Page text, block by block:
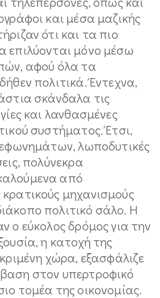
και μέσα μαζικής
ότι και τα πιο
επιλύονται μόνο μέσω
αφού όλα τα
πολιτικά. Έντεχνα,
σκάνδαλα τις
και λανθασμένες
συστήματος. Έτσι,
λωποδυτικές
πολύνεκρα
από
μηχανισμούς
πολιτικό σάλο. Η
ο εύκολος δρόμος για την
η κατοχή της
χώρα, εξασφάλιζε
στον υπερτροφικό
τομέα της οικονομίας.